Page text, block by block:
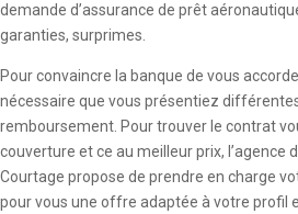
demande d’assurance de prêt
garanties, surprimes.
Pour convaincre la banque de vous
nécessaire que vous présentiez
remboursement. Pour trouver le contrat
couverture et ce au meilleur prix, l’agence
Courtage propose de prendre en charge
pour vous une offre adaptée à votre profil